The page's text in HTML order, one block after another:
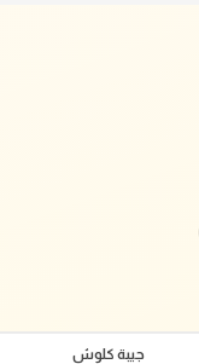
جيبة كلوش